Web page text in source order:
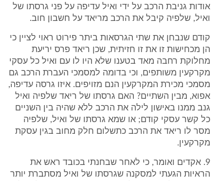
אודות גניבת הרכב על ידי ואיל עדיפה על פני גרסתו של
ואיל, שלפיה קיבל את הרכב מריאד על חשבון חוב.
קודם שנבחן את שתי הגרסאות ביתר פירוט ראוי לציין כי
הן מכחישות זו את זו חזיתית, שכן ריאד פרס יריעת
מחלוקת רחבה מאד בטענו שלא היו לו עם ואיל כל עסקי
מקרקעין משותפים, וכי בדומה למסמכי העברת הרכב גם
מסמכי מכירת המקרקעין הנם מזויפים. איזו גרסה עדיפה,
אפוא, מבין השתיים? האם גרסתו של ריאד שלפיה ואיל
גנב ממנו באישון לילה את הרכב ללא שהיה בין השניים
כל קשר עסקי קודם; או שמא גרסתו של ואיל, שלפיה
מסר לו ריאד את הרכב כתשלום חלק מחוב בגין עסקת
מקרקעין.
9. אקדים ואומר, כי לאחר שבחנתי בכובד ראש את
הראיות הגעתי למסקנה שגרסתו של ואיל מסתברת יותר